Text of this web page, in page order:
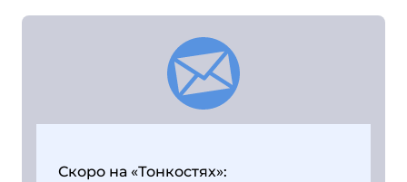
Скоро на «Тонкостях»: